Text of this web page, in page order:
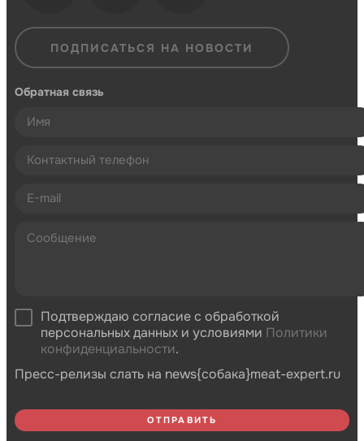
ПОДПИСАТЬСЯ НА НОВОСТИ
Обратная связь
Подтверждаю согласие с обработкой
персональных данных и условиями Политики
конфиденциальности.
Пресс-релизы слать на news{собака}meat-expert.ru